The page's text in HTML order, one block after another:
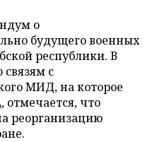
о
будущего военных
республики. В
с
МИД, на которое
, отмечается, что
реорганизацию